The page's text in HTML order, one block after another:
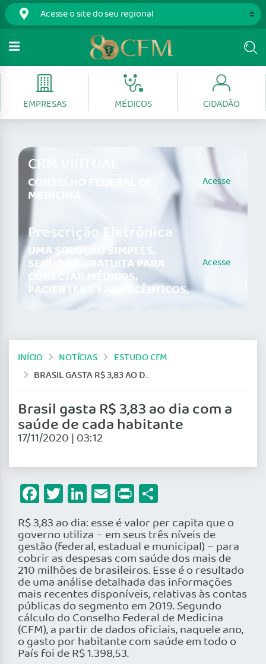
EMPRESAS MÉDICOS CIDADÃO
CRM VIRTUAL
CONSELHO FEDERAL DE
MEDICINA
Acesse
Prescrição Eletrônica
UMA SOLUÇÃO SIMPLES,
SEGURA E GRATUITA PARA
CONECTAR MÉDICOS,
PACIENTES E FARMACÊUTICOS.
Acesse
INÍCIO NOTÍCIAS
ESTUDO CFM
BRASIL GASTA R$ 3,83 AO DIA COM A SAÚDE DE CADA HABITANTE
Brasil gasta R$ 3,83 ao dia com a
saúde de cada habitante
17/11/2020 | 03:12
Facebook
Twitter
LinkedIn
Email
Print
R$ 3,83 ao dia: esse é valor per capita que o
governo utiliza – em seus três níveis de
gestão (federal, estadual e municipal) – para
cobrir as despesas com saúde dos mais de
210 milhões de brasileiros. Esse é o resultado
de uma análise detalhada das informações
mais recentes disponíveis, relativas às contas
públicas do segmento em 2019. Segundo
cálculo do Conselho Federal de Medicina
(CFM), a partir de dados oficiais, naquele ano,
o gasto por habitante com saúde em todo o
País foi de R$ 1.398,53.